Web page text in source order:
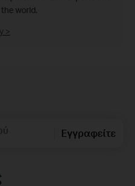
world.
>
Εγγραφείτε